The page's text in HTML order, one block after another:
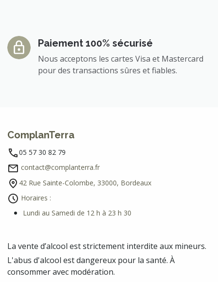
Paiement 100% sécurisé
Nous acceptons les cartes Visa et Mastercard
pour des transactions sûres et fiables.
ComplanTerra
05 57 30 82 79
contact@complanterra.fr
42 Rue Sainte-Colombe, 33000, Bordeaux
Horaires :
Lundi au Samedi de 12 h à 23 h 30
La vente d’alcool est strictement interdite aux mineurs.
L'abus d'alcool est dangereux pour la santé. À
consommer avec modération.